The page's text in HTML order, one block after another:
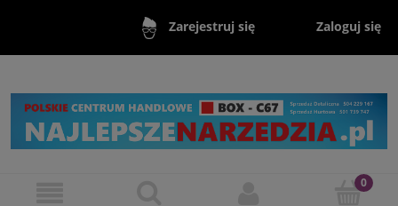
Zarejestruj się Zaloguj się